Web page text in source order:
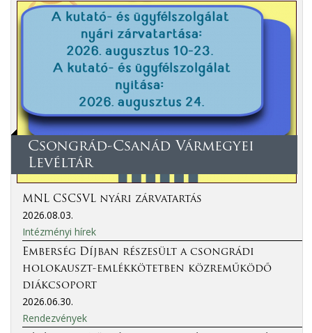
Csongrád-Csanád Vármegyei
Levéltár
MNL CSCSVL nyári zárvatartás
2026.08.03.
Intézményi hírek
Emberség Díjban részesült a csongrádi
holokauszt-emlékkötetben közreműködő
diákcsoport
2026.06.30.
Rendezvények